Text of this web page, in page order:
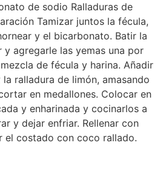
de sodio Ralladuras de
Tamizar juntos la fécula,
y el bicarbonato. Batir la
y agregarle las yemas una por
de fécula y harina. Añadir
ralladura de limón, amasando
en medallones. Colocar en
y enharinada y cocinarlos a
y dejar enfriar. Rellenar con
el costado con coco rallado.